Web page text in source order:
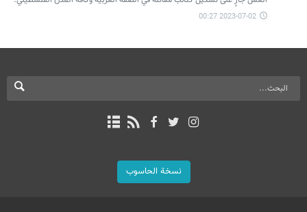
2023-07-02 00:27
نسخة الحاسوب